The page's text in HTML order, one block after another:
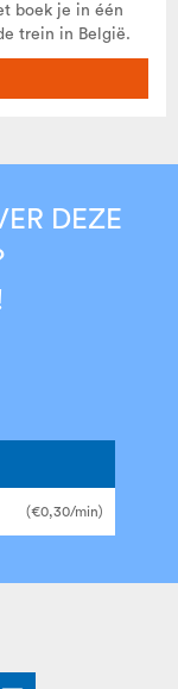
boek je in één
trein in België.
DEZE
(€0,30/min)